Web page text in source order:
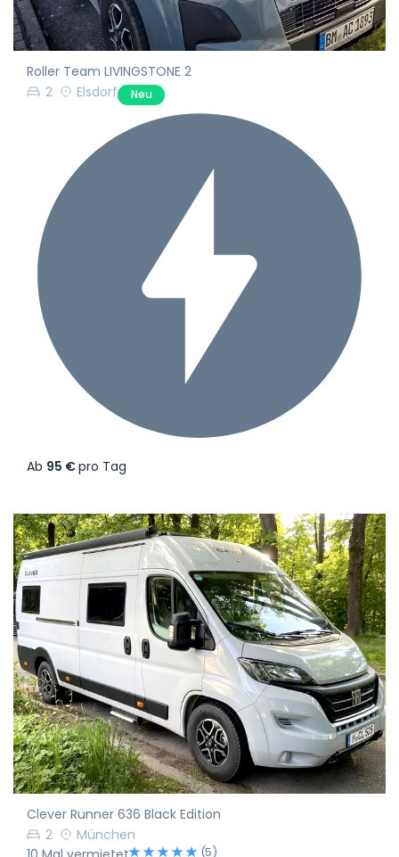
Roller Team LIVINGSTONE 2
2
Elsdorf Neu
Ab 95 €pro Tag
Clever Runner 636 Black Edition
2
München
(5)